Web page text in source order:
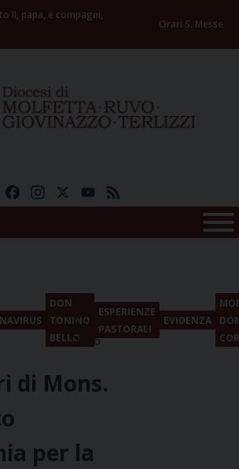
II, papa, e compagni,
Orari S. Messe
FacebookInstagramYouTube
DON
TONINO
BELLO
ESPERIENZE
PASTORALI
EVIDENZA
Agosto
2026
di Mons.
per la